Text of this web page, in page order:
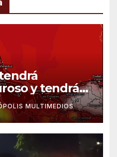
y tendrá
MULTIMEDIOS